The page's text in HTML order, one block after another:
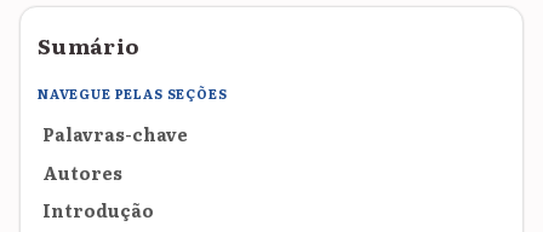
Sumário
NAVEGUE PELAS SEÇÕES
Palavras-chave
Autores
Introdução